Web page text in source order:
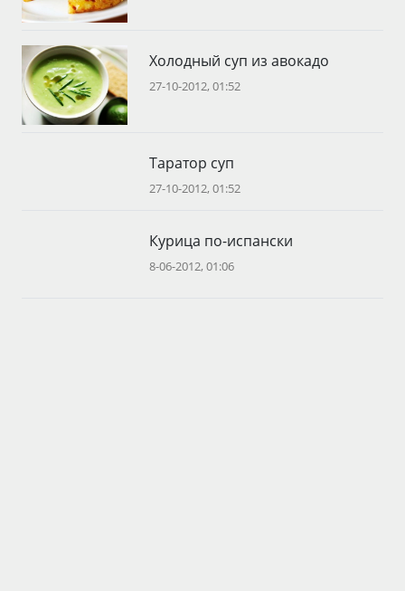
Холодный суп из авокадо
27-10-2012, 01:52
Таратор суп
27-10-2012, 01:52
Курица по-испански
8-06-2012, 01:06